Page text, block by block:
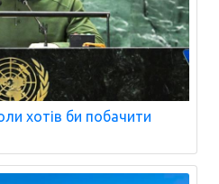
хотів би побачити